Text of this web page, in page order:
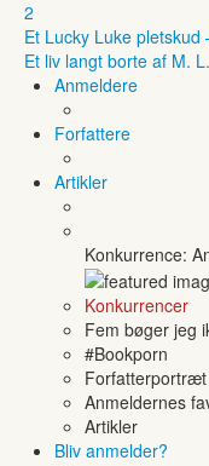
2
Et Lucky Luke
Et liv langt borte af M.
Anmeldere
Forfattere
Artikler
Konkurrence:
Konkurrencer
Fem bøger jeg
#Bookporn
Forfatterportræt
Anmeldernes
Artikler
Bliv anmelder?